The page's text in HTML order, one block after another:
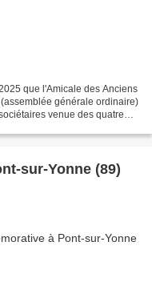
que l'Amicale des Anciens
générale ordinaire)
venue des quatre
sur-Yonne (89)